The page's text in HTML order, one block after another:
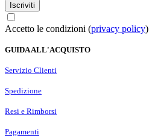
Iscriviti
Accetto le condizioni (privacy policy)
GUIDA ALL'ACQUISTO
Servizio Clienti
Spedizione
Resi e Rimborsi
Pagamenti